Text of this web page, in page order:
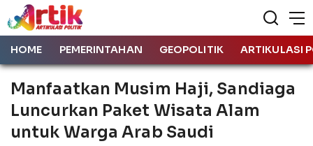
HOME PEMERINTAHAN GEOPOLITIK ARTIKULASI
Manfaatkan Musim Haji, Sandiaga
Luncurkan Paket Wisata Alam
untuk Warga Arab Saudi